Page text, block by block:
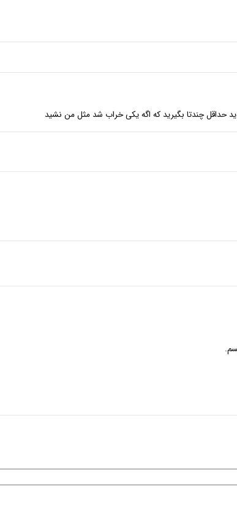
چندتا بگیرید که اگه یکی خراب شد مثل من نشید